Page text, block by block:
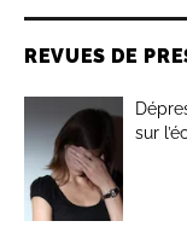
REVUES DE
sur